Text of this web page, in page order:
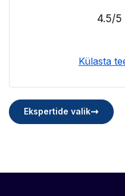
4.5/5
Külasta
Ekspertide valik